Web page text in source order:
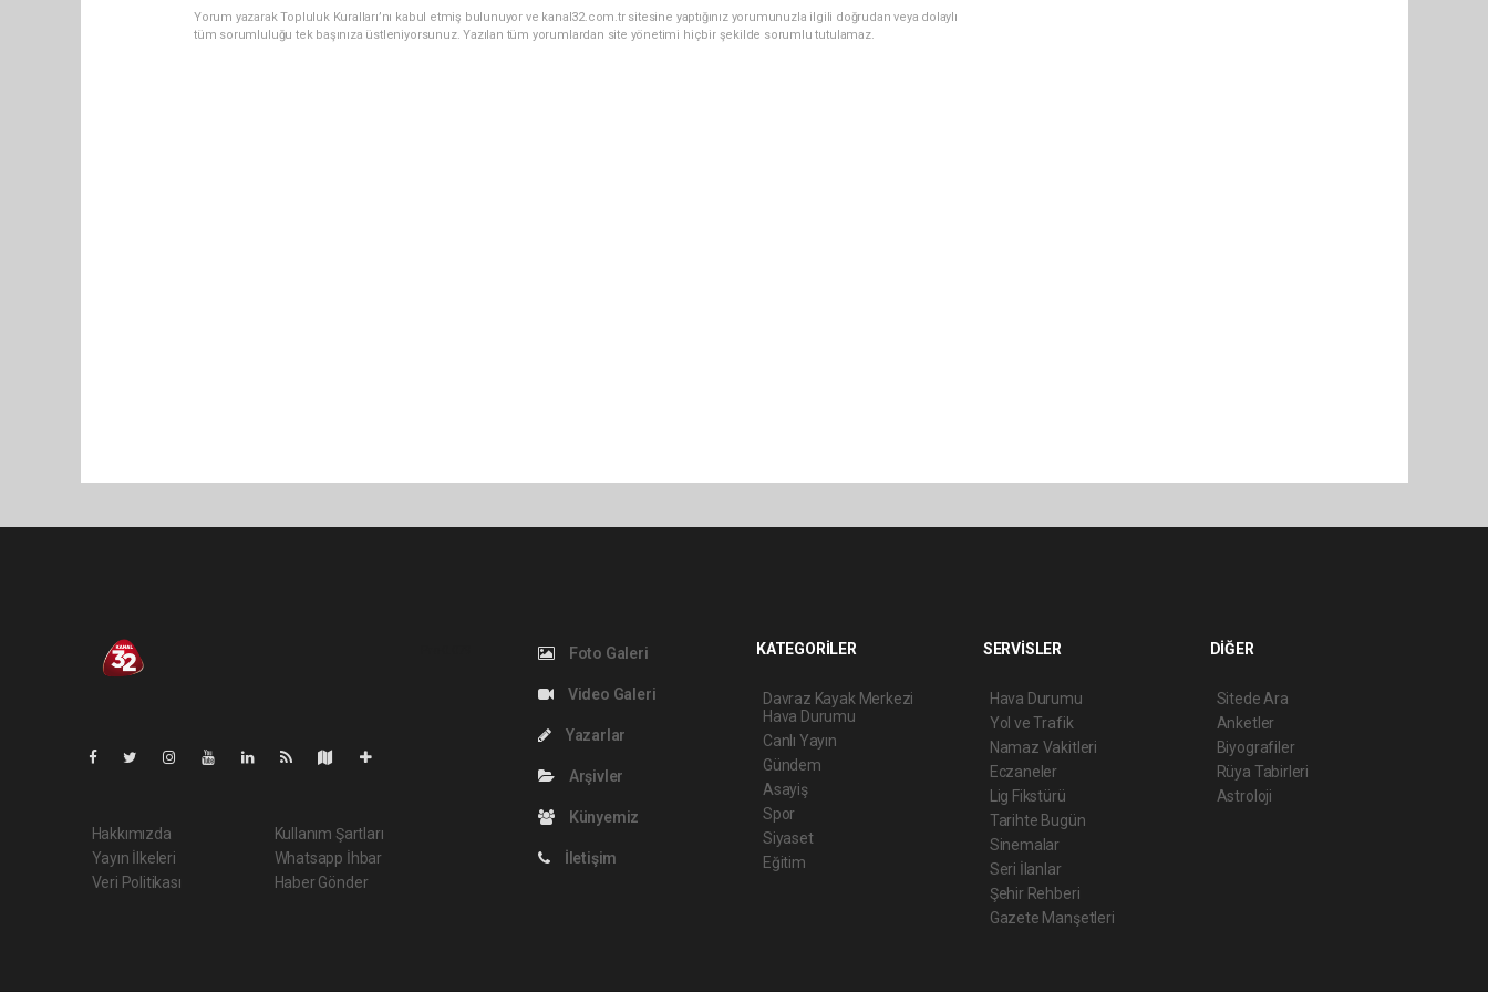
Yorum yazarak Topluluk Kuralları’nı kabul etmiş bulunuyor ve kanal32.com.tr sitesine yaptığınız yorumunuzla ilgili doğrudan veya dolaylı
tüm sorumluluğu tek başınıza üstleniyorsunuz. Yazılan tüm yorumlardan site yönetimi hiçbir şekilde sorumlu tutulamaz.
Hakkımızda
Yayın İlkeleri
Veri Politikası
Kullanım Şartları
Whatsapp İhbar
Haber Gönder
Foto Galeri
Video Galeri
Yazarlar
Arşivler
Künyemiz
İletişim
KATEGORİLER
Davraz Kayak Merkezi
Hava Durumu
Canlı Yayın
Gündem
Asayiş
Spor
Siyaset
Eğitim
SERVİSLER
Hava Durumu
Yol ve Trafik
Namaz Vakitleri
Eczaneler
Lig Fikstürü
Tarihte Bugün
Sinemalar
Seri İlanlar
Şehir Rehberi
Gazete Manşetleri
DİĞER
Sitede Ara
Anketler
Biyografiler
Rüya Tabirleri
Astroloji